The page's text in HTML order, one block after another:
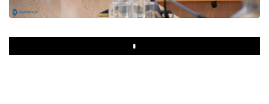
Play